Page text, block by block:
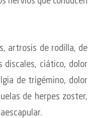
artrosis de rodilla, de
discales, ciático, dolor
de trigémino, dolor
de herpes zoster,